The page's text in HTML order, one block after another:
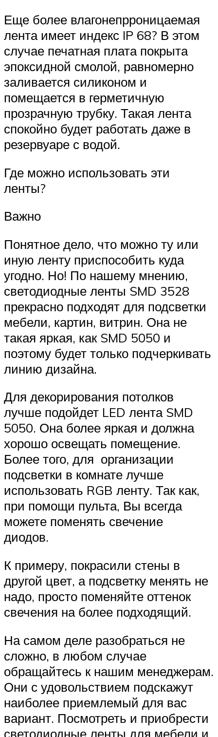
Еще более влагонепрроницаемая
лента имеет индекс IP 68? В этом
случае печатная плата покрыта
эпоксидной смолой, равномерно
заливается силиконом и
помещается в герметичную
прозрачную трубку. Такая лента
спокойно будет работать даже в
резервуаре с водой.
Где можно использовать эти
ленты?
Важно
Понятное дело, что можно ту или
иную ленту приспособить куда
угодно. Но! По нашему мнению,
светодиодные ленты SMD 3528
прекрасно подходят для подсветки
мебели, картин, витрин. Она не
такая яркая, как SMD 5050 и
поэтому будет только подчеркивать
линию дизайна.
Для декорирования потолков
лучше подойдет LED лента SMD
5050. Она более яркая и должна
хорошо освещать помещение.
Более того, для организации
подсветки в комнате лучше
использовать RGB ленту. Так как,
при помощи пульта, Вы всегда
можете поменять свечение
диодов.
К примеру, покрасили стены в
другой цвет, а подсветку менять не
надо, просто поменяйте оттенок
свечения на более подходящий.
На самом деле разобраться не
сложно, в любом случае
обращайтесь к нашим менеджерам.
Они с удовольствием подскажут
наиболее приемлемый для вас
вариант. Посмотреть и приобрести
светодиодные ленты для мебели и